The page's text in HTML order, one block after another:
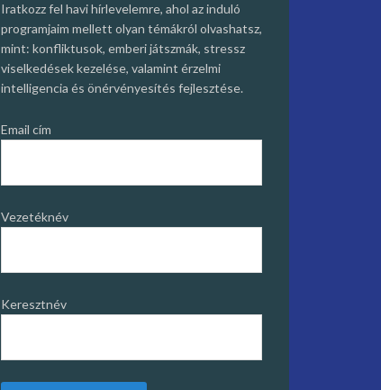
Iratkozz fel havi hírlevelemre, ahol az induló
programjaim mellett olyan témákról olvashatsz,
mint: konfliktusok, emberi játszmák, stressz
viselkedések kezelése, valamint érzelmi
intelligencia és önérvényesítés fejlesztése.
Email cím
Vezetéknév
Keresztnév